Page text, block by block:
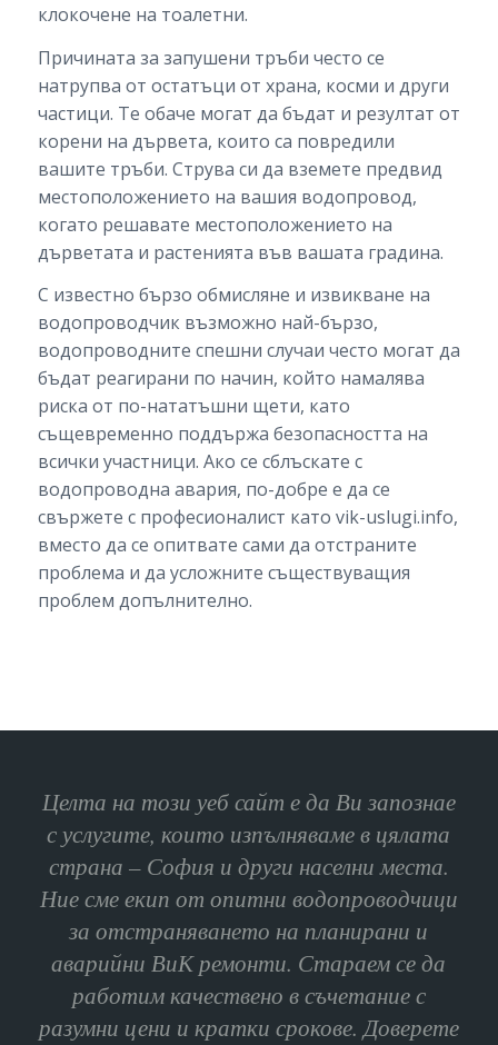
клокочене на тоалетни.
Причината за запушени тръби често се
натрупва от остатъци от храна, косми и други
частици. Те обаче могат да бъдат и резултат от
корени на дървета, които са повредили
вашите тръби. Струва си да вземете предвид
местоположението на вашия водопровод,
когато решавате местоположението на
дърветата и растенията във вашата градина.
С известно бързо обмисляне и извикване на
водопроводчик възможно най-бързо,
водопроводните спешни случаи често могат да
бъдат реагирани по начин, който намалява
риска от по-нататъшни щети, като
същевременно поддържа безопасността на
всички участници. Ако се сблъскате с
водопроводна авария, по-добре е да се
свържете с професионалист като vik-uslugi.info,
вместо да се опитвате сами да отстраните
проблема и да усложните съществуващия
проблем допълнително.
Целта на този уеб сайт е да Ви запознае
с услугите, които изпълняваме в цялата
страна – София и други населни места.
Ние сме екип от опитни водопроводчици
за отстраняването на планирани и
аварийни ВиК ремонти. Стараем се да
работим качествено в съчетание с
разумни цени и кратки срокове. Доверете